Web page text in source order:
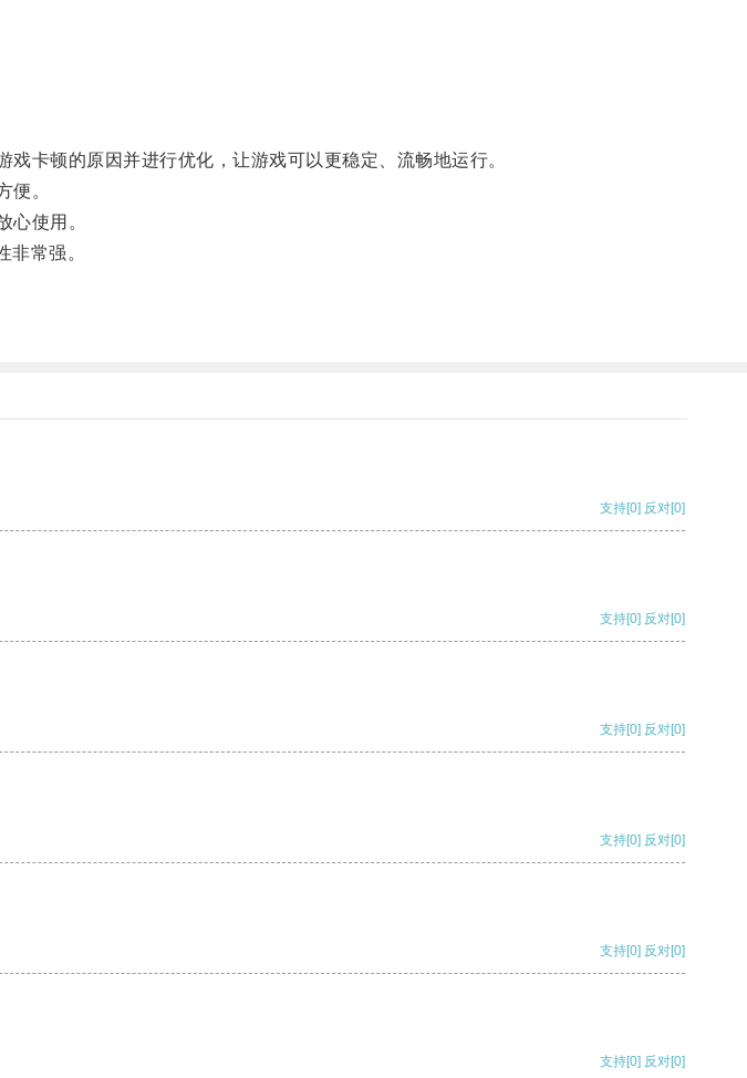
卡顿的原因并进行优化，让游戏可以更稳定、流畅地运行。
。
使用。
常强。
支持[0] 反对[0]
支持[0] 反对[0]
支持[0] 反对[0]
支持[0] 反对[0]
支持[0] 反对[0]
支持[0] 反对[0]